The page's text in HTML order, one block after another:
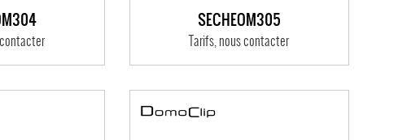
SÈCHEOM305
Tarifs, nous contacter